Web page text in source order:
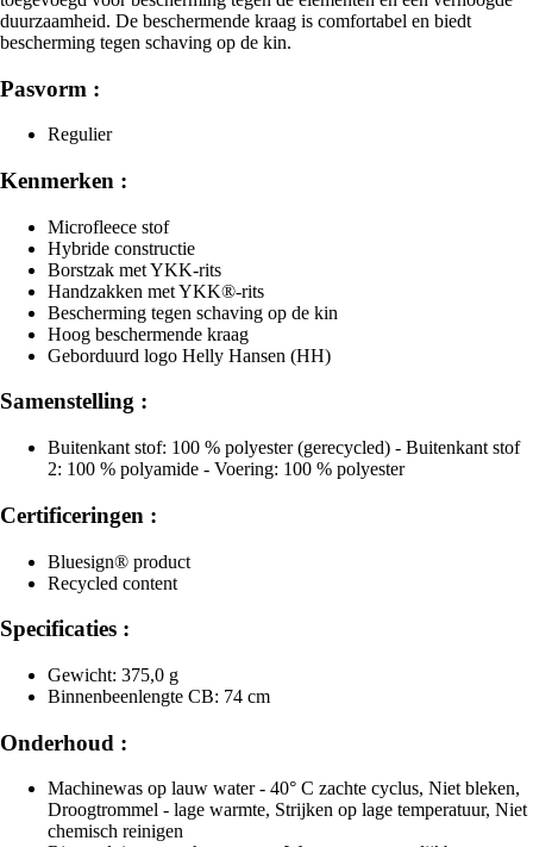
duurzaamheid. De beschermende kraag is comfortabel en biedt
bescherming tegen schaving op de kin.
Pasvorm :
Regulier
Kenmerken :
Microfleece stof
Hybride constructie
Borstzak met YKK-rits
Handzakken met YKK®-rits
Bescherming tegen schaving op de kin
Hoog beschermende kraag
Geborduurd logo Helly Hansen (HH)
Samenstelling :
Buitenkant stof: 100 % polyester (gerecycled) - Buitenkant stof
2: 100 % polyamide - Voering: 100 % polyester
Certificeringen :
Bluesign® product
Recycled content
Specificaties :
Gewicht: 375,0 g
Binnenbeenlengte CB: 74 cm
Onderhoud :
Machinewas op lauw water - 40° C zachte cyclus, Niet bleken,
Droogtrommel - lage warmte, Strijken op lage temperatuur, Niet
chemisch reinigen